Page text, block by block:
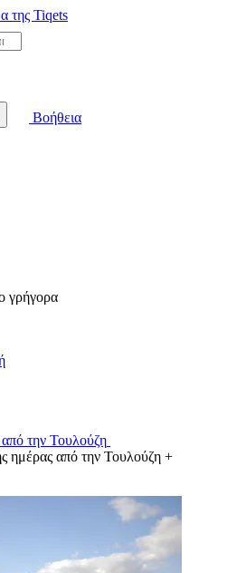
Βοήθεια
γρήγορα
την Τουλούζη
ημέρας από την Τουλούζη +